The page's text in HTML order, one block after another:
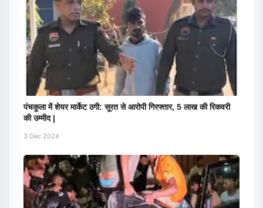
पंचकूला में शेयर मार्केट ठगी: सूरत से आरोपी गिरफ्तार, 5 लाख की रिकवरी
की उम्मीद |
3 Dec 2024